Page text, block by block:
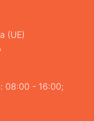
(UE)
08:00 - 16:00;